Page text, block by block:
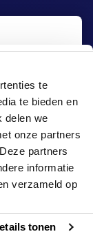
te
te bieden en
delen we
onze partners
partners
informatie
verzameld op
tonen
& Zo: dé
vol fun
Zin in
of kies
nu met
komt –
en gratis
deur.